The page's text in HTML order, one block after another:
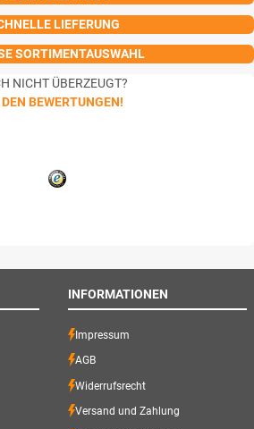
LIEFERUNG
SORTIMENTAUSWAHL
NICHT ÜBERZEUGT?
BEWERTUNGEN!
INFORMATIONEN
Impressum
AGB
Widerrufsrecht
Versand und Zahlung